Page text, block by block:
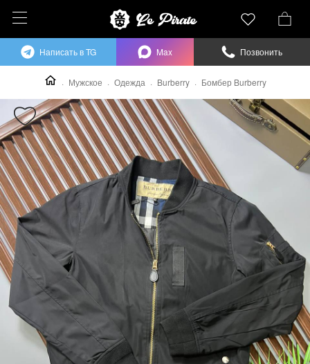
Мужское Одежда Burberry Бомбер Burberry
Написать в TG Max Позвонить